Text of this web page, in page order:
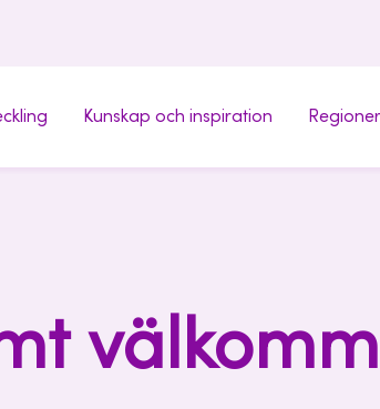
Kunskap och inspiration Regioner